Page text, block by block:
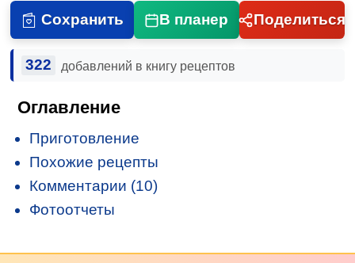
Сохранить В планер Поделиться
322 добавлений в книгу рецептов
Оглавление
Приготовление
Похожие рецепты
Комментарии (10)
Фотоотчеты